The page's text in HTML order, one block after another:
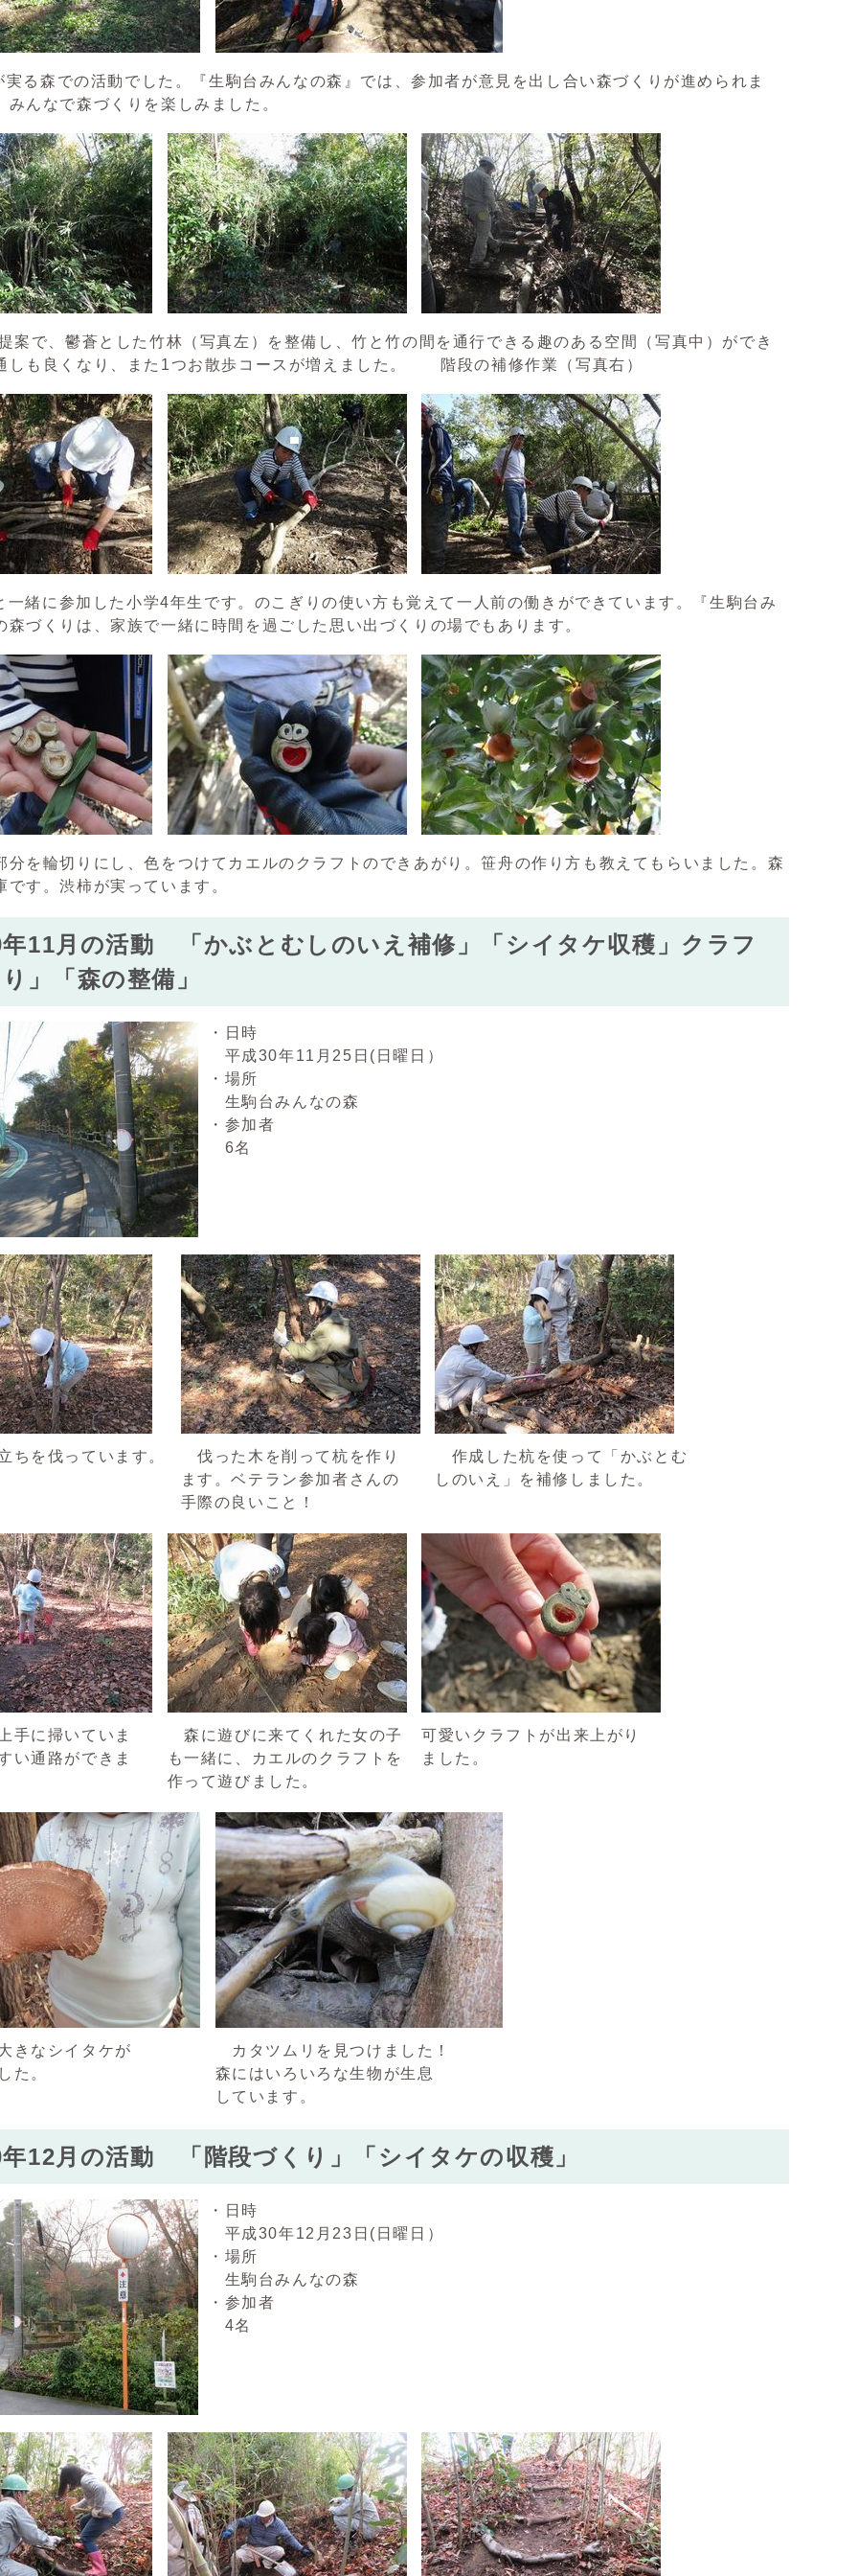
る森での活動でした。『生駒台みんなの森』では、参加者が意見を出し合い森づくりが進められま
みんなで森づくりを楽しみました。
で、鬱蒼とした竹林（写真左）を整備し、竹と竹の間を通行できる趣のある空間（写真中）ができ
しも良くなり、また1つお散歩コースが増えました。 階段の補修作業（写真右）
緒に参加した小学4年生です。のこぎりの使い方も覚えて一人前の働きができています。『生駒台み
森づくりは、家族で一緒に時間を過ごした思い出づくりの場でもあります。
を輪切りにし、色をつけてカエルのクラフトのできあがり。笹舟の作り方も教えてもらいました。森
です。渋柿が実っています。
11月の活動 「かぶとむしのいえ補修」「シイタケ収穫」クラフ
」「森の整備」
・日時
平成30年11月25日(日曜日）
・場所
生駒台みんなの森
・参加者
6名
を伐っています。
伐った木を削って杭を作り
ます。ベテラン参加者さんの
手際の良いこと！
作成した杭を使って「かぶとむ
しのいえ」を補修しました。
に掃いていま
い通路ができま
森に遊びに来てくれた女の子
も一緒に、カエルのクラフトを
作って遊びました。
可愛いクラフトが出来上がり
ました。
なシイタケが
た。
カタツムリを見つけました！
森にはいろいろな生物が生息
しています。
12月の活動 「階段づくり」「シイタケの収穫」
・日時
平成30年12月23日(日曜日）
・場所
生駒台みんなの森
・参加者
4名